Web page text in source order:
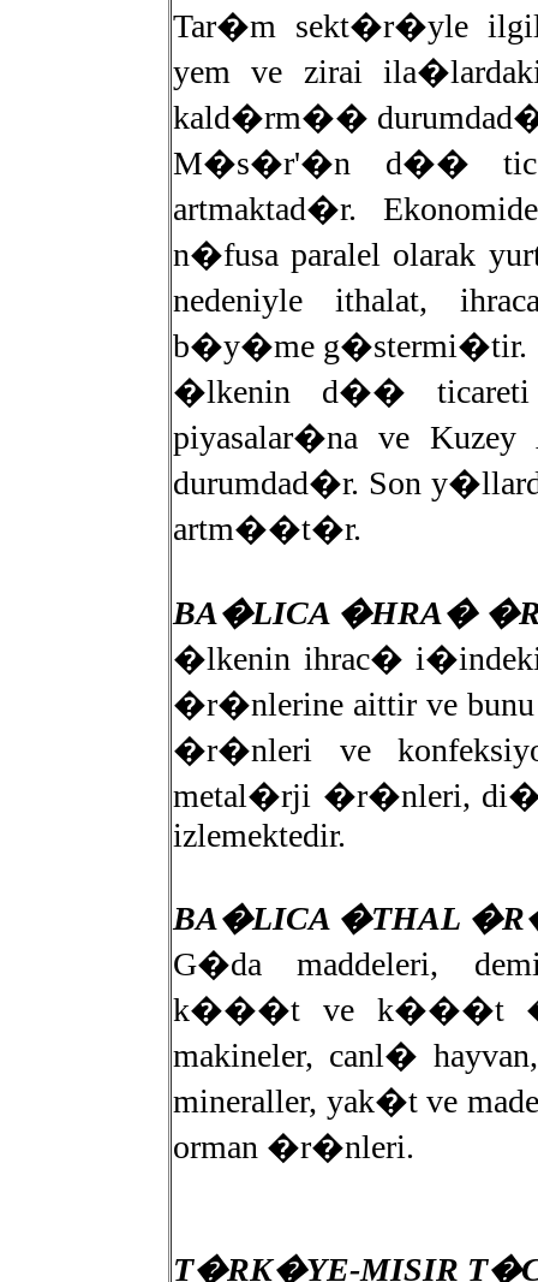
Tar�m sekt�r�yle
yem ve zirai
kald�rm��
M�s�r'�n d��
artmaktad�r.
n�fusa paralel olarak
nedeniyle ithalat,
b�y�me g�stermi�tir.
�lkenin d�� ticareti
piyasalar�na ve
durumdad�r. Son
artm��t�r.
BA�LICA �HRA�
�lkenin ihrac�
�r�nlerine aittir ve
�r�nleri ve
metal�rji �r�nleri,
izlemektedir.
BA�LICA �THAL
G�da maddeleri,
k���t ve k���t
makineler, canl�
mineraller, yak�t ve
orman �r�nleri.
T�RK�YE-MISIR